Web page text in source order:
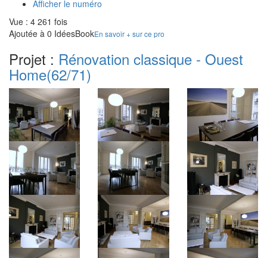
Afficher le numéro
Vue : 4 261 fois
Ajoutée à 0 IdéesBookEn savoir + sur ce pro
Projet : Rénovation classique - Ouest
Home(62/71)